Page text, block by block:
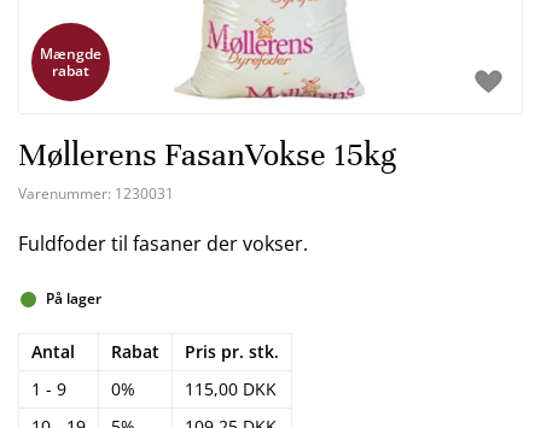
Mængde
rabat
Møllerens FasanVokse 15kg
Varenummer: 1230031
Fuldfoder til fasaner der vokser.
På lager
Antal Rabat
Pris pr. stk.
1 - 9
0%
115,00 DKK